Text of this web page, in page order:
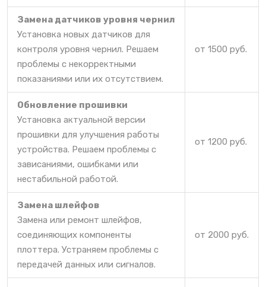
Замена датчиков уровня чернил
Установка новых датчиков для
контроля уровня чернил. Решаем
проблемы с некорректными
показаниями или их отсутствием.
от 1500 руб.
Обновление прошивки
Установка актуальной версии
прошивки для улучшения работы
устройства. Решаем проблемы с
зависаниями, ошибками или
нестабильной работой.
от 1200 руб.
Замена шлейфов
Замена или ремонт шлейфов,
соединяющих компоненты
плоттера. Устраняем проблемы с
передачей данных или сигналов.
от 2000 руб.